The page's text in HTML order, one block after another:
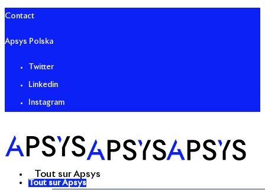
Contact
Apsys Polska
Twitter
Linkedin
Instagram
Tout sur Apsys
Tout sur Apsys